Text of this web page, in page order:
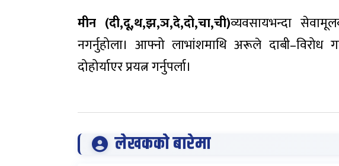
मीन (दी,दू,थ,झ,ञ,दे,दो,चा,ची)व्यवसायभन्दा
नगर्नुहोला। आफ्नो लाभांशमाथि अरूले
दोहोर्याएर प्रयत्न गर्नुपर्ला।
लेखकको बारेमा